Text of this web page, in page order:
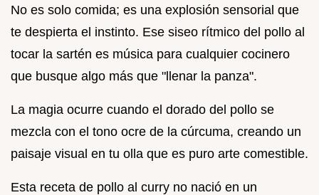
No es solo comida; es una explosión sensorial que
te despierta el instinto. Ese siseo rítmico del pollo al
tocar la sartén es música para cualquier cocinero
que busque algo más que "llenar la panza".
La magia ocurre cuando el dorado del pollo se
mezcla con el tono ocre de la cúrcuma, creando un
paisaje visual en tu olla que es puro arte comestible.
Esta receta de pollo al curry no nació en un